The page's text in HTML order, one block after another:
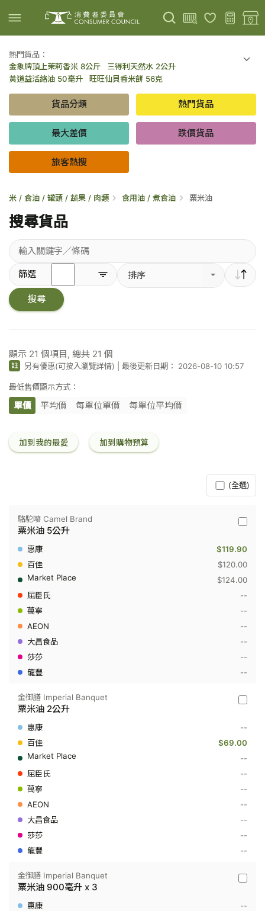
上載圖片 掃描條碼
熱門貨品：
金象牌頂上茉莉香米 8公斤
三得利天然水 2公升
黃道益活絡油 50毫升
旺旺仙貝香米餅 56克
百勝廚新加坡叻沙拉麵 144克
倍樂醇乳酪飲品 - 藍莓 65毫升 x 6
金象牌頂上茉莉香米 5公斤
低鹽/無鹽/低糖/無糖食品
貨品分類 熱門貨品
最大差價 跌價貨品
旅客熱搜
米 / 食油 / 罐頭 / 蔬果 / 肉類 食用油 / 煮食油 粟米油
搜尋貨品
輸
入
關
鍵
字
篩選 排序
搜尋
顯示 21 個項目, 總共 21 個
註 另有優惠(可按入瀏覽詳情) |最後更新日期： 2026-08-10 10:57
最低售價顯示方式：
單價 平均價 每單位單價 每單位平均價
加到我的最愛 加到購物預算
(全選)
駱
嘜
Camel
Brand
粟
升
駱駝嘜 Camel Brand
粟米油 5公升
$119.90
$120.00
$124.00
--
--
--
--
--
--
金
粟
升
金御膳 Imperial Banquet
粟米油 2公升
--
$69.00
--
--
--
--
--
--
--
金
金御膳 Imperial Banquet
粟米油 900毫升 x 3
--